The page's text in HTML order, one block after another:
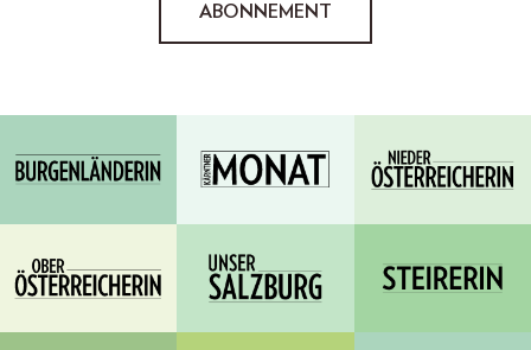
ABONNEMENT